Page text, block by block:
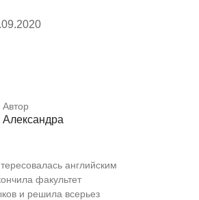
Автор
Александра
английским
факультет
и решила всерьез